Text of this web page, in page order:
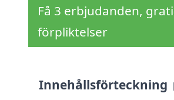
Få 3 erbjudanden,
förpliktelser
Innehållsförteckning